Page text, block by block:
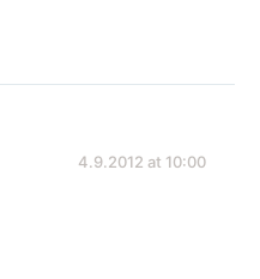
4.9.2012 at 10:00